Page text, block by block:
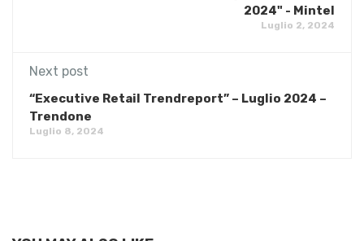
2024" - Mintel
Luglio 2, 2024
Next post
“Executive Retail Trendreport” – Luglio 2024 –
Trendone
Luglio 8, 2024